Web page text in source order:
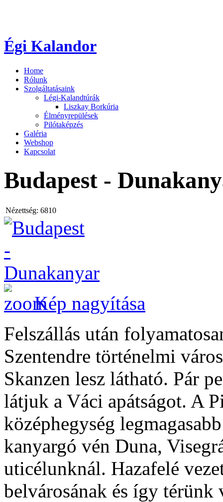
Égi Kalandor
Home
Rólunk
Szolgáltatásaink
Légi-Kalandtúrák
Liszkay Borkúria
Élményrepülések
Pilótaképzés
Galéria
Webshop
Kapcsolat
Budapest -
Nézettség: 6810
Kép nagyítása
Felszállás után
Szentendre történelmi
Skanzen lesz látható. Pár
látjuk a Váci apátságot. A
középhegység
kanyargó vén Duna,
uticélunknál. Hazafelé
belvárosának és így térünk